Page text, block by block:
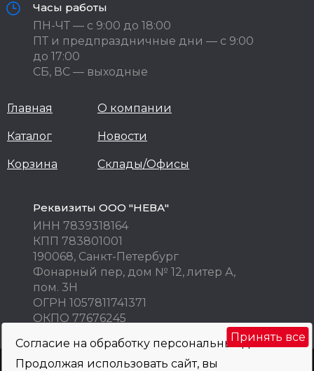
Согласие на обработку персональных данных
Продолжая использовать сайт, вы
Принять все
Часы работы
ПН-ЧТ — с 9:00 до 18:00
ПТ и предпраздничные дни — с 9:00
до 17:00
СБ, ВС — выходные
Главная
Каталог
Корзина
О компании
Новости
Склады/Офисы
Реквизиты ООО "НЕВА"
ИНН 7839318164
КПП 783801001
190068, Санкт-Петербург
Фонарный пер, дом № 12, литер А,
пом. 3Н
ОГРН 1057811741371
ОКПО 77676245
Внимание! Цены указаны исключительно в информационных целях! Не